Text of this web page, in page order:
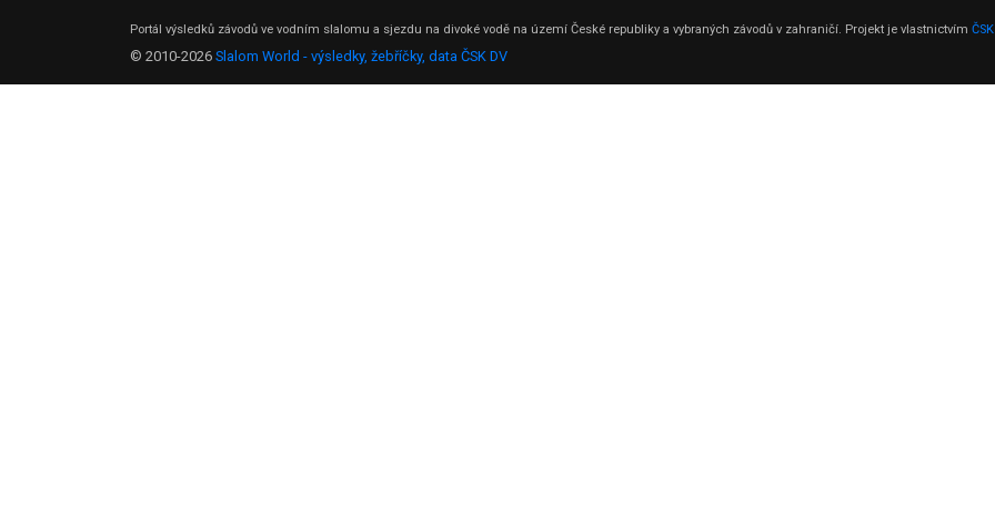
Portál výsledků závodů ve vodním slalomu a sjezdu na divoké vodě na území České republiky a vybraných závodů v zahraničí. Projekt je vlastnictvím
© 2010-2026 Slalom World - výsledky, žebříčky, data ČSK DV